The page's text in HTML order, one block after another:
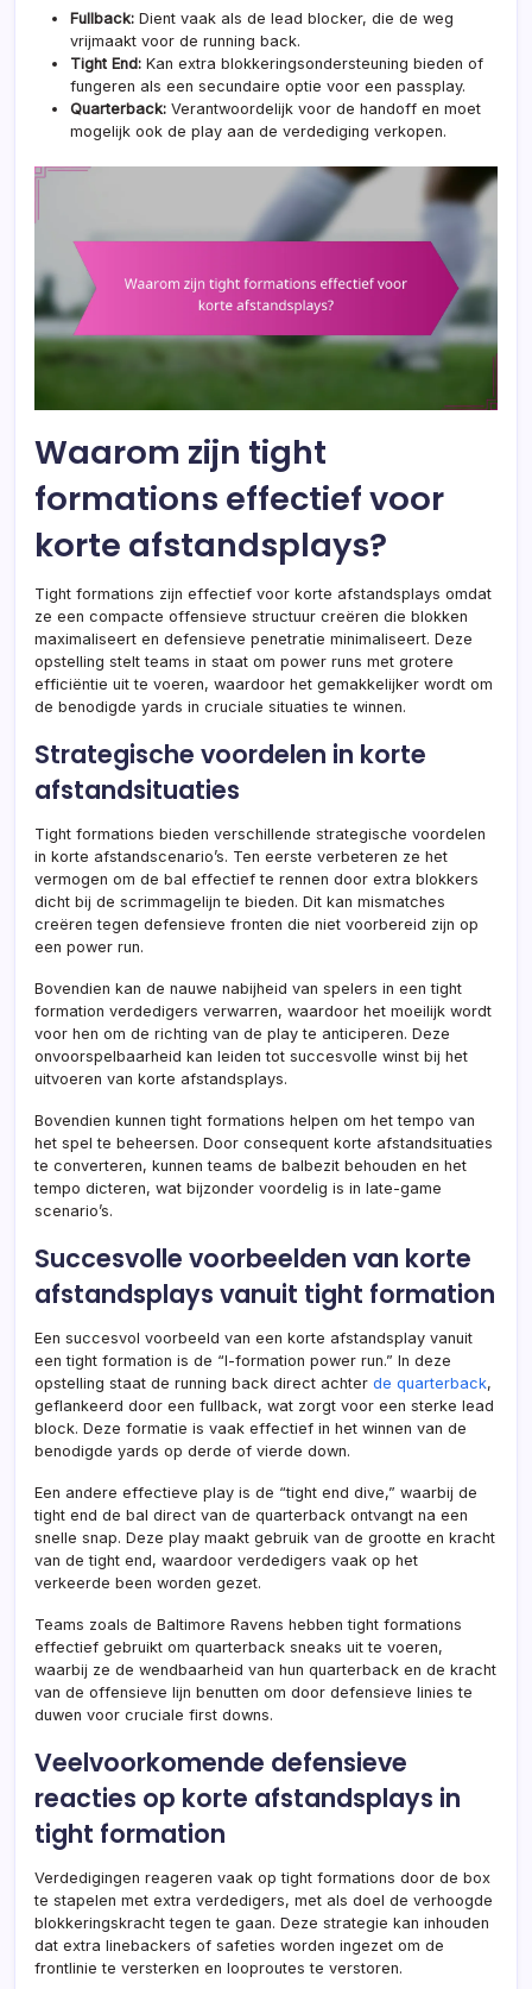
Fullback: Dient vaak als de lead blocker, die de weg
vrijmaakt voor de running back.
Tight End: Kan extra blokkeringsondersteuning bieden of
fungeren als een secundaire optie voor een passplay.
Quarterback: Verantwoordelijk voor de handoff en moet
mogelijk ook de play aan de verdediging verkopen.
Waarom zijn tight
formations effectief voor
korte afstandsplays?
Tight formations zijn effectief voor korte afstandsplays omdat
ze een compacte offensieve structuur creëren die blokken
maximaliseert en defensieve penetratie minimaliseert. Deze
opstelling stelt teams in staat om power runs met grotere
efficiëntie uit te voeren, waardoor het gemakkelijker wordt om
de benodigde yards in cruciale situaties te winnen.
Strategische voordelen in korte
afstandsituaties
Tight formations bieden verschillende strategische voordelen
in korte afstandscenario’s. Ten eerste verbeteren ze het
vermogen om de bal effectief te rennen door extra blokkers
dicht bij de scrimmagelijn te bieden. Dit kan mismatches
creëren tegen defensieve fronten die niet voorbereid zijn op
een power run.
Bovendien kan de nauwe nabijheid van spelers in een tight
formation verdedigers verwarren, waardoor het moeilijk wordt
voor hen om de richting van de play te anticiperen. Deze
onvoorspelbaarheid kan leiden tot succesvolle winst bij het
uitvoeren van korte afstandsplays.
Bovendien kunnen tight formations helpen om het tempo van
het spel te beheersen. Door consequent korte afstandsituaties
te converteren, kunnen teams de balbezit behouden en het
tempo dicteren, wat bijzonder voordelig is in late-game
scenario’s.
Succesvolle voorbeelden van korte
afstandsplays vanuit tight formation
Een succesvol voorbeeld van een korte afstandsplay vanuit
een tight formation is de “I-formation power run.” In deze
opstelling staat de running back direct achter de quarterback,
geflankeerd door een fullback, wat zorgt voor een sterke lead
block. Deze formatie is vaak effectief in het winnen van de
benodigde yards op derde of vierde down.
Een andere effectieve play is de “tight end dive,” waarbij de
tight end de bal direct van de quarterback ontvangt na een
snelle snap. Deze play maakt gebruik van de grootte en kracht
van de tight end, waardoor verdedigers vaak op het
verkeerde been worden gezet.
Teams zoals de Baltimore Ravens hebben tight formations
effectief gebruikt om quarterback sneaks uit te voeren,
waarbij ze de wendbaarheid van hun quarterback en de kracht
van de offensieve lijn benutten om door defensieve linies te
duwen voor cruciale first downs.
Veelvoorkomende defensieve
reacties op korte afstandsplays in
tight formation
Verdedigingen reageren vaak op tight formations door de box
te stapelen met extra verdedigers, met als doel de verhoogde
blokkeringskracht tegen te gaan. Deze strategie kan inhouden
dat extra linebackers of safeties worden ingezet om de
frontlinie te versterken en looproutes te verstoren.